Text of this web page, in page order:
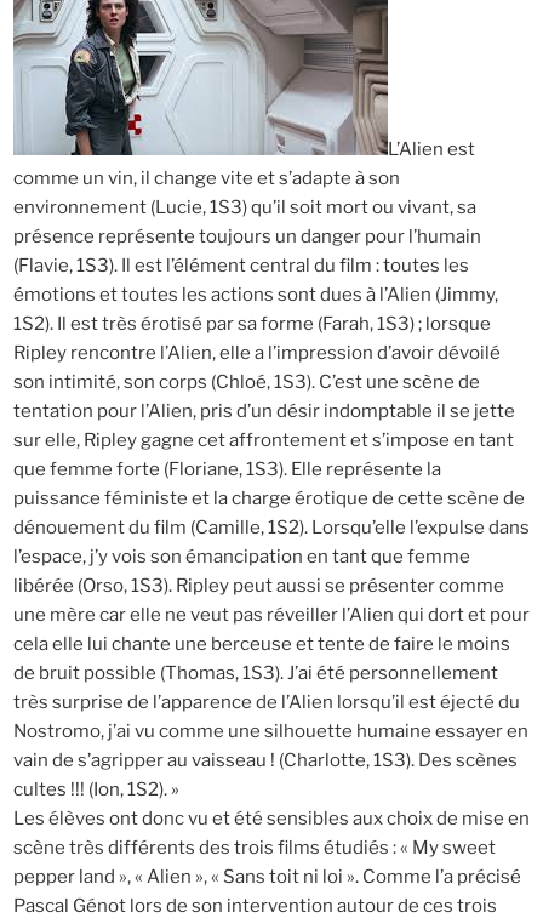
L’Alien est
comme un vin, il change vite et s’adapte à son
environnement (Lucie, 1S3) qu’il soit mort ou vivant, sa
présence représente toujours un danger pour l’humain
(Flavie, 1S3). Il est l’élément central du film : toutes les
émotions et toutes les actions sont dues à l’Alien (Jimmy,
1S2). Il est très érotisé par sa forme (Farah, 1S3) ; lorsque
Ripley rencontre l’Alien, elle a l’impression d’avoir dévoilé
son intimité, son corps (Chloé, 1S3). C’est une scène de
tentation pour l’Alien, pris d’un désir indomptable il se jette
sur elle, Ripley gagne cet affrontement et s’impose en tant
que femme forte (Floriane, 1S3). Elle représente la
puissance féministe et la charge érotique de cette scène de
dénouement du film (Camille, 1S2). Lorsqu’elle l’expulse dans
l’espace, j’y vois son émancipation en tant que femme
libérée (Orso, 1S3). Ripley peut aussi se présenter comme
une mère car elle ne veut pas réveiller l’Alien qui dort et pour
cela elle lui chante une berceuse et tente de faire le moins
de bruit possible (Thomas, 1S3). J’ai été personnellement
très surprise de l’apparence de l’Alien lorsqu’il est éjecté du
Nostromo, j’ai vu comme une silhouette humaine essayer en
vain de s’agripper au vaisseau ! (Charlotte, 1S3). Des scènes
cultes !!! (Ion, 1S2). »
Les élèves ont donc vu et été sensibles aux choix de mise en
scène très différents des trois films étudiés : « My sweet
pepper land », « Alien », « Sans toit ni loi ». Comme l’a précisé
Pascal Génot lors de son intervention autour de ces trois